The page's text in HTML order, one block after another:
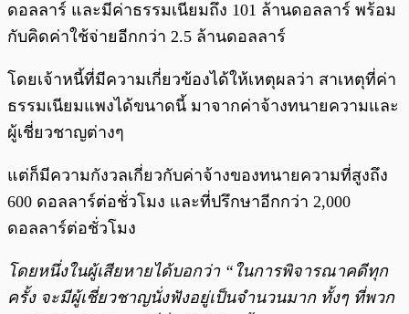
ดอลลาร์ และมีค่าธรรมเนียมถึง 101 ล้านดอลลาร์ พร้อม
กับคิดค่าใช้จ่ายอีกกว่า 2.5 ล้านดอลลาร์
โดยเจ้าหนี้ที่มีความเกี่ยวข้องได้ให้เหตุผลว่า สาเหตุที่ค่า
ธรรมเนียมแพงได้ขนาดนี้ มาจากค่าจ้างทนายความและ
ผู้เชี่ยวชาญต่างๆ
แต่ก็มีความกังวลเกี่ยวกับค่าจ้างของทนายความที่สูงถึง
600 ดอลลาร์ต่อชั่วโมง และที่ปรึกษาอีกกว่า 2,000
ดอลลาร์ต่อชั่วโมง
โดยหนึ่งในผู้เสียหายได้บอกว่า “ในการพิจารณาคดีทุก
ครั้ง จะมีผู้เชี่ยวชาญนั่งฟังอยู่เป็นจำนวนมาก ทั้งๆ ที่พวก